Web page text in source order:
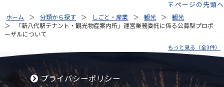
ページの先頭へ
ホーム 分類から探す しごと・産業 観光
観光
「新八代駅テナント・観光物産案内所」運営業務委託に係る公募型プロポ
ーザルについて
もっと見る（全3件）
プライバシーポリシー